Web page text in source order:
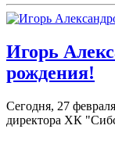
Игорь
рождения!
Сегодня, 27
директора ХК